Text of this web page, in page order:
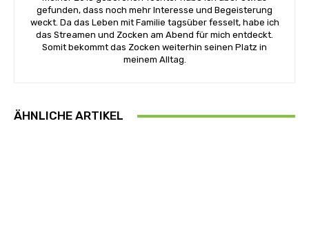
gefunden, dass noch mehr Interesse und Begeisterung
weckt. Da das Leben mit Familie tagsüber fesselt, habe ich
das Streamen und Zocken am Abend für mich entdeckt.
Somit bekommt das Zocken weiterhin seinen Platz in
meinem Alltag.
ÄHNLICHE ARTIKEL